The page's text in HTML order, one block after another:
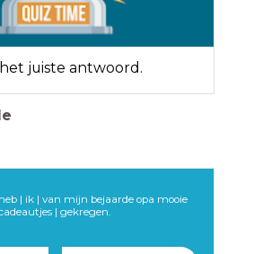
het juiste antwoord.
| ik | van mijn bejaarde opa mooie
| gekregen.